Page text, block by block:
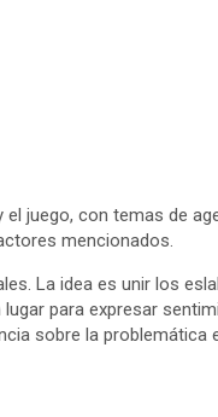
juego, con temas de
mencionados.
La idea es unir los
para expresar
sobre la problemática